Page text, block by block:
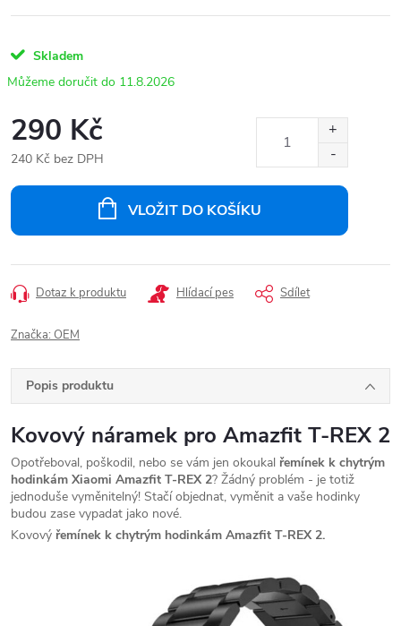
Skladem
11.8.2026
290 Kč
240 Kč bez DPH
VLOŽIT DO KOŠÍKU
Dotaz k produktu Hlídací pes Sdílet
Značka: OEM
Popis produktu
Kovový náramek pro Amazfit T-REX 2
Opotřeboval, poškodil, nebo se vám jen okoukal řemínek k chytrým
hodinkám Xiaomi Amazfit T-REX 2? Žádný problém - je totiž
jednoduše vyměnitelný! Stačí objednat, vyměnit a vaše hodinky
budou zase vypadat jako nové.
Kovový řemínek k chytrým hodinkám Amazfit T-REX 2.